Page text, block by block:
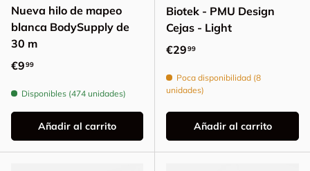
Nueva hilo de mapeo
blanca BodySupply de
30 m
Precio normal
€999
Disponibles (474 unidades)
Añadir al carrito
Biotek - PMU Design
Cejas - Light
Precio normal
€2999
Poca disponibilidad (8
unidades)
Añadir al carrito